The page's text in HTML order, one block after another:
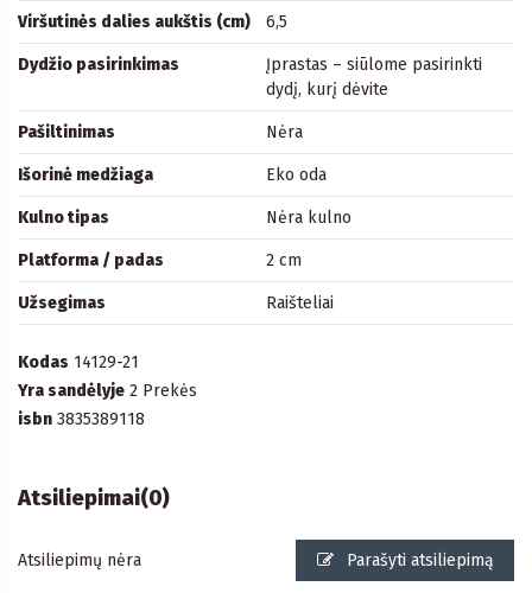
Viršutinės dalies aukštis (cm) 6,5
Dydžio pasirinkimas
Įprastas – siūlome pasirinkti
dydį, kurį dėvite
Pašiltinimas Nėra
Išorinė medžiaga Eko oda
Kulno tipas Nėra kulno
Platforma / padas 2 cm
Užsegimas Raišteliai
Kodas 14129-21
Yra sandėlyje 2 Prekės
isbn 3835389118
Atsiliepimai(0)
Atsiliepimų nėra Parašyti atsiliepimą